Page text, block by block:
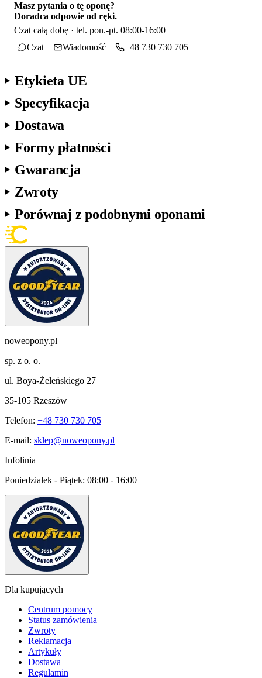
Masz pytania o tę oponę?
Doradca odpowie od ręki.
Czat całą dobę · tel. pon.-pt. 08:00-16:00
Czat
Wiadomość +48 730 730 705
Etykieta UE
Specyfikacja
Dostawa
Formy płatności
Gwarancja
Zwroty
Porównaj z podobnymi oponami
noweopony.pl
sp. z o. o.
ul. Boya-Żeleńskiego 27
35-105 Rzeszów
Telefon: +48 730 730 705
E-mail: sklep@noweopony.pl
Infolinia
Poniedziałek - Piątek: 08:00 - 16:00
Dla kupujących
Centrum pomocy
Status zamówienia
Zwroty
Reklamacja
Artykuły
Dostawa
Regulamin